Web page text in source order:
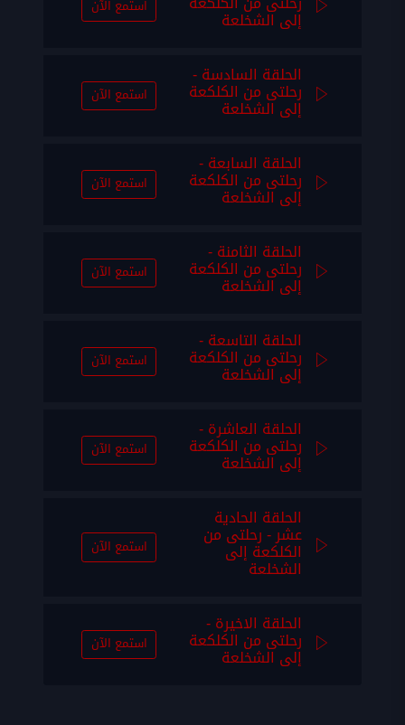
إلى الشخلعة استمع الآن
الحلقة السادسة -
رحلتى من الكلكعة
إلى الشخلعة استمع الآن
الحلقة السابعة -
رحلتى من الكلكعة
إلى الشخلعة استمع الآن
الحلقة الثامنة -
رحلتى من الكلكعة
إلى الشخلعة استمع الآن
الحلقة التاسعة -
رحلتى من الكلكعة
إلى الشخلعة استمع الآن
الحلقة العاشرة -
رحلتى من الكلكعة
إلى الشخلعة استمع الآن
الحلقة الحادية
عشر - رحلتى من
الكلكعة إلى
الشخلعة
استمع الآن
الحلقة الاخيرة -
رحلتى من الكلكعة
إلى الشخلعة استمع الآن